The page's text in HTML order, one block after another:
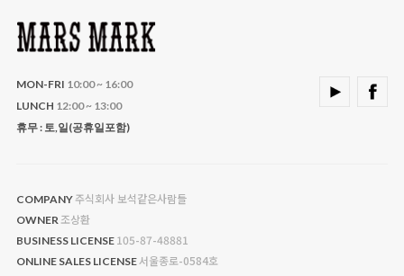
MON-FRI 10:00 ~ 16:00
LUNCH 12:00 ~ 13:00
휴무 : 토,일(공휴일포함)
COMPANY 주식회사 보석같은사람들
OWNER 조상환
BUSINESS LICENSE 105-87-48881
ONLINE SALES LICENSE서울종로-0584호